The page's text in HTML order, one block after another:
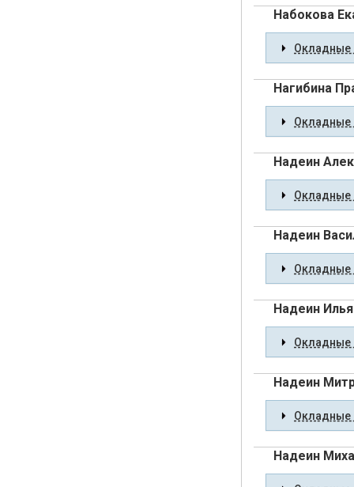
Набокова
Окладные
Нагибина
Окладные
Надеин
Окладные
Надеин
Окладные
Надеин
Окладные
Надеин
Окладные
Надеин